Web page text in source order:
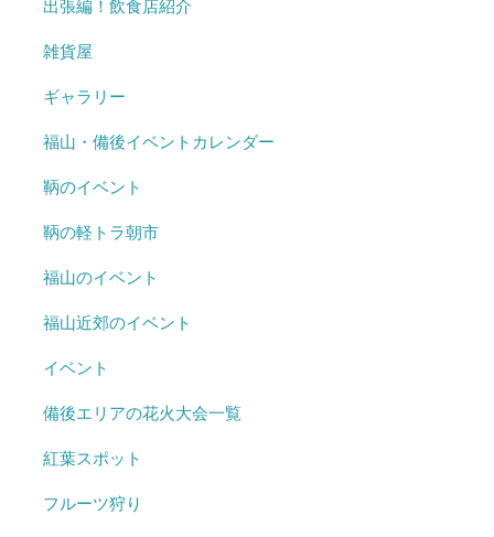
出張編！飲食店紹介
雑貨屋
ギャラリー
福山・備後イベントカレンダー
鞆のイベント
鞆の軽トラ朝市
福山のイベント
福山近郊のイベント
イベント
備後エリアの花火大会一覧
紅葉スポット
フルーツ狩り